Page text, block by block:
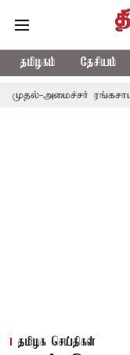
தமிழகம் தேசியம்
அமைச்சர் ரங்கசாமி
தமிழக செய்திகள்